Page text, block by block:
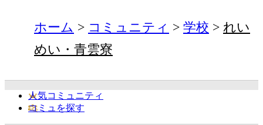
ホーム コミュニティ 学校
れい
めい・青雲寮
人気コミュニティ
コミュを探す